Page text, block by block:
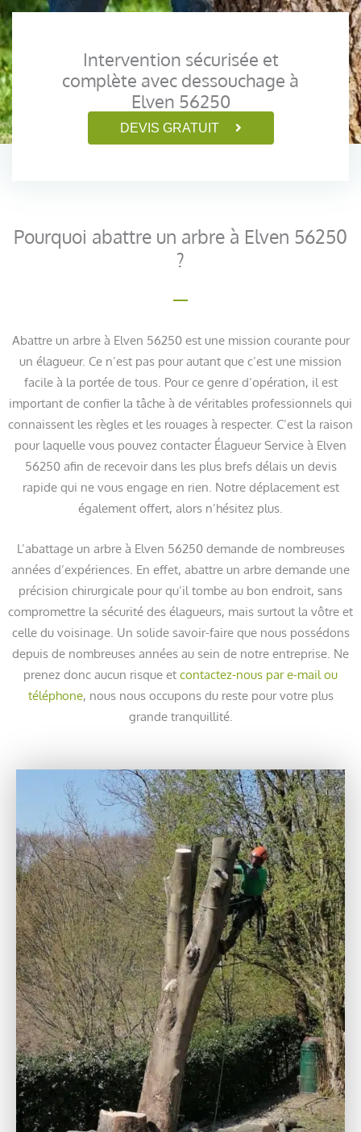
Intervention sécurisée et
complète avec dessouchage à
Elven 56250
DEVIS GRATUIT
Pourquoi abattre un arbre à Elven 56250
?
Abattre un arbre à Elven 56250 est une mission courante pour
un élagueur. Ce n’est pas pour autant que c’est une mission
facile à la portée de tous. Pour ce genre d’opération, il est
important de confier la tâche à de véritables professionnels qui
connaissent les règles et les rouages à respecter. C’est la raison
pour laquelle vous pouvez contacter Élagueur Service à Elven
56250 afin de recevoir dans les plus brefs délais un devis
rapide qui ne vous engage en rien. Notre déplacement est
également offert, alors n’hésitez plus.
L’abattage un arbre à Elven 56250 demande de nombreuses
années d’expériences. En effet, abattre un arbre demande une
précision chirurgicale pour qu’il tombe au bon endroit, sans
compromettre la sécurité des élagueurs, mais surtout la vôtre et
celle du voisinage. Un solide savoir-faire que nous possédons
depuis de nombreuses années au sein de notre entreprise. Ne
prenez donc aucun risque et contactez-nous par e-mail ou
téléphone, nous nous occupons du reste pour votre plus
grande tranquillité.